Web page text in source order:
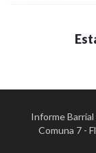
Informe Barrial
Comuna 7 -